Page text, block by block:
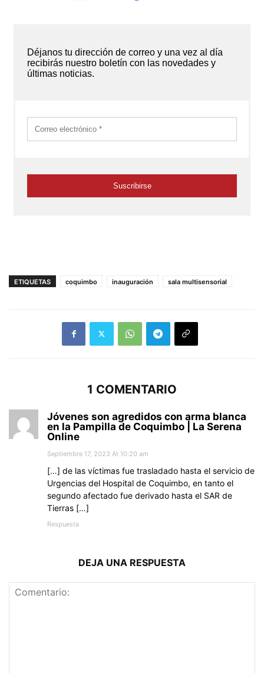
ETIQUETAS coquimbo inauguración sala multisensorial
1 COMENTARIO
Jóvenes son agredidos con arma blanca
en la Pampilla de Coquimbo | La Serena
Online
Septiembre 17, 2023 At 10:20 am
[…] de las víctimas fue trasladado hasta el servicio de
Urgencias del Hospital de Coquimbo, en tanto el
segundo afectado fue derivado hasta el SAR de
Tierras […]
Respuesta
DEJA UNA RESPUESTA